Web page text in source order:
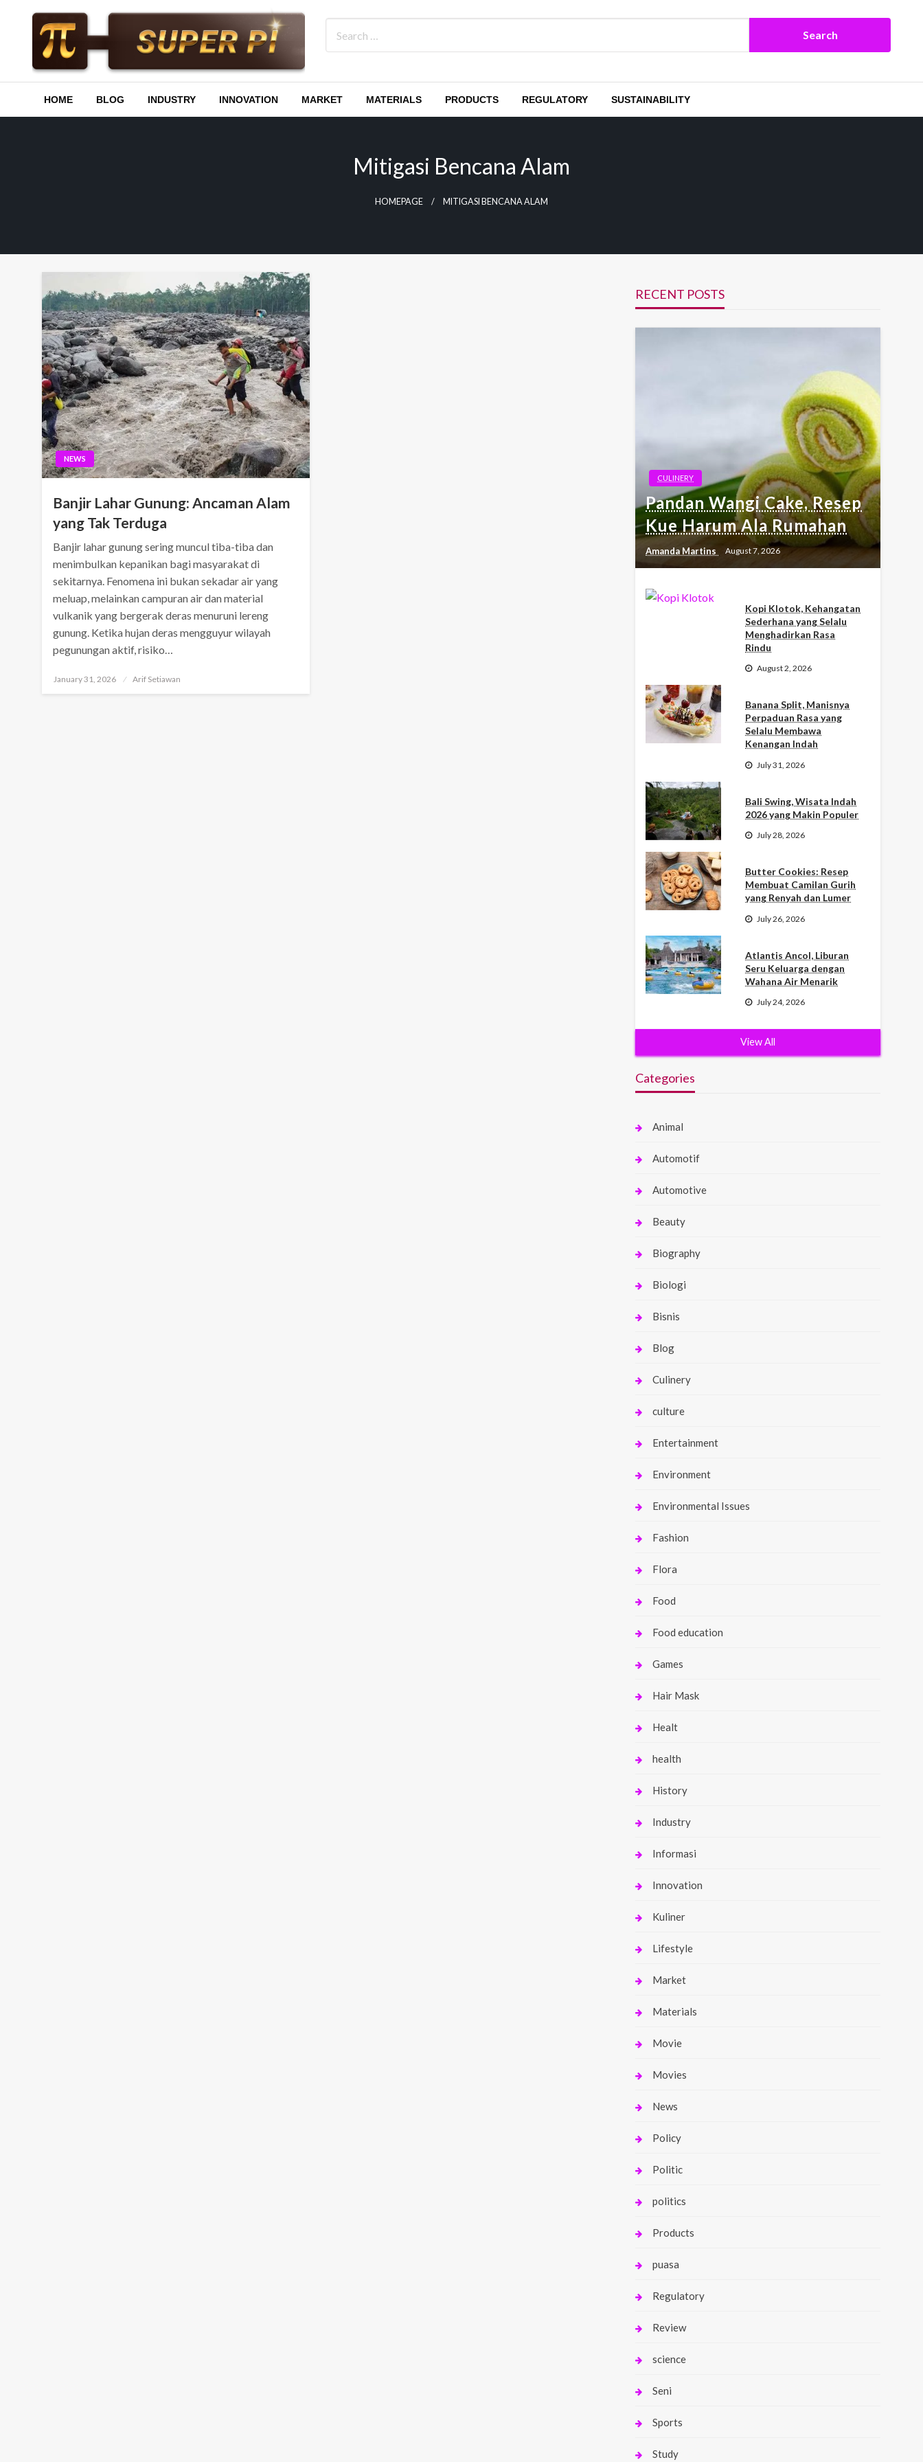
Superpi
HOME BLOG INDUSTRY INNOVATION MARKET MATERIALS PRODUCTS REGULATORY SUSTAINABILITY
Mitigasi Bencana Alam
HOMEPAGE MITIGASI BENCANA ALAM
NEWS
Banjir Lahar Gunung: Ancaman Alam
yang Tak Terduga
Banjir lahar gunung sering muncul tiba-tiba dan
menimbulkan kepanikan bagi masyarakat di
sekitarnya. Fenomena ini bukan sekadar air yang
meluap, melainkan campuran air dan material
vulkanik yang bergerak deras menuruni lereng
gunung. Ketika hujan deras mengguyur wilayah
pegunungan aktif, risiko…
Posted
January 31, 2026 Arif Setiawan
RECENT POSTS
CULINERY
Pandan Wangi Cake, Resep
Kue Harum Ala Rumahan
Amanda Martins August 7, 2026
Kopi Klotok, Kehangatan
Sederhana yang Selalu
Menghadirkan Rasa
Rindu
August 2, 2026
Banana Split, Manisnya
Perpaduan Rasa yang
Selalu Membawa
Kenangan Indah
July 31, 2026
Bali Swing, Wisata Indah
2026 yang Makin Populer
July 28, 2026
Butter Cookies: Resep
Membuat Camilan Gurih
yang Renyah dan Lumer
July 26, 2026
Atlantis Ancol, Liburan
Seru Keluarga dengan
Wahana Air Menarik
July 24, 2026
View All
Categories
Animal
Automotif
Automotive
Beauty
Biography
Biologi
Bisnis
Blog
Culinery
culture
Entertainment
Environment
Environmental Issues
Fashion
Flora
Food
Food education
Games
Hair Mask
Healt
health
History
Industry
Informasi
Innovation
Kuliner
Lifestyle
Market
Materials
Movie
Movies
News
Policy
Politic
politics
Products
puasa
Regulatory
Review
science
Seni
Sports
Study